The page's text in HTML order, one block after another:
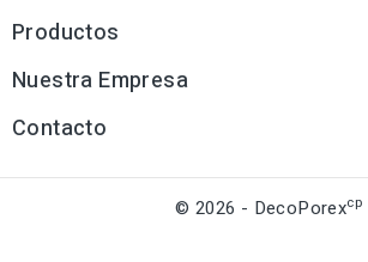
Productos
Nuestra Empresa
Contacto
© 2026 - DecoPorexcp